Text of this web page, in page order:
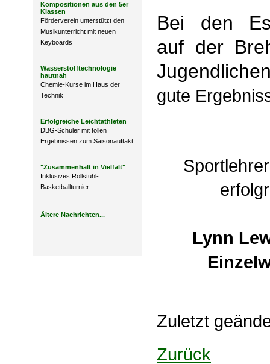
Kompositionen aus den 5er
Klassen
Förderverein unterstützt den
Musikunterricht mit neuen
Keyboards
Wasserstofftechnologie
hautnah
Chemie-Kurse im Haus der
Technik
Erfolgreiche Leichtathleten
DBG-Schüler mit tollen
Ergebnissen zum Saisonauftakt
"Zusammenhalt in Vielfalt"
Inklusives Rollstuhl-
Basketballturnier
Ältere Nachrichten...
Bei den
auf der
gute
Lynn
Zuletzt
Zurück